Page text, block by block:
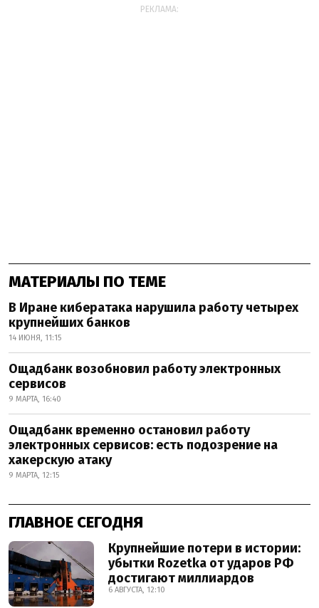
РЕКЛАМА:
МАТЕРИАЛЫ ПО ТЕМЕ
В Иране кибератака нарушила работу четырех
крупнейших банков
14 ИЮНЯ, 11:15
Ощадбанк возобновил работу электронных
сервисов
9 МАРТА, 16:40
Ощадбанк временно остановил работу
электронных сервисов: есть подозрение на
хакерскую атаку
9 МАРТА, 12:15
ГЛАВНОЕ СЕГОДНЯ
Крупнейшие потери в истории:
убытки Rozetka от ударов РФ
достигают миллиардов
6 АВГУСТА, 12:10